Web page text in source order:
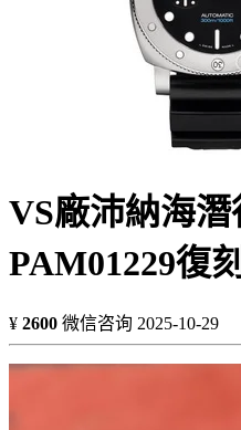
VS廠沛納海潛
PAM01229復
¥ 2600 微信咨询 2025-10-29